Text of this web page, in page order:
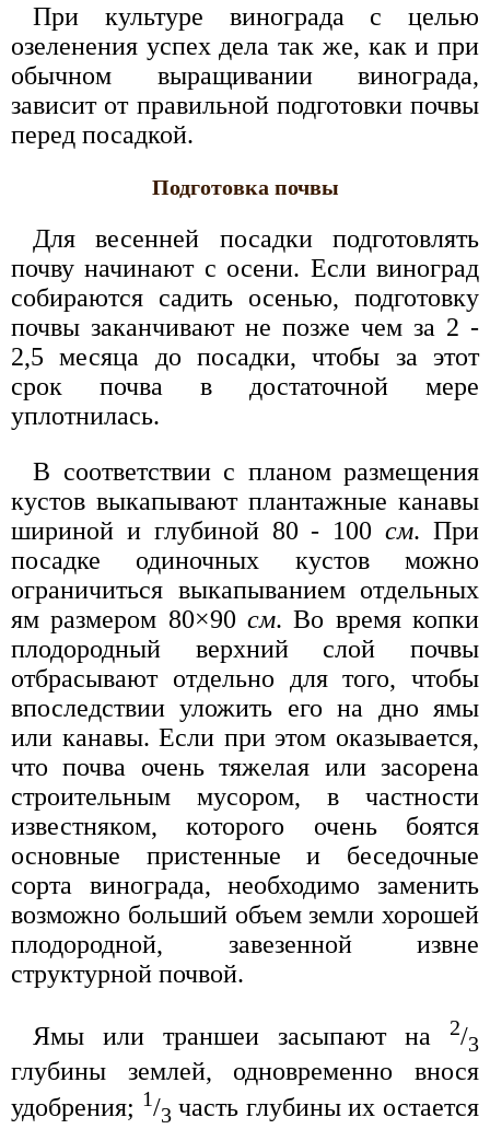
При культуре винограда с целью
озеленения успех дела так же, как и при
обычном выращивании винограда,
зависит от правильной подготовки почвы
перед посадкой.
Подготовка почвы
Для весенней посадки подготовлять
почву начинают с осени. Если виноград
собираются садить осенью, подготовку
почвы заканчивают не позже чем за 2 -
2,5 месяца до посадки, чтобы за этот
срок почва в достаточной мере
уплотнилась.
В соответствии с планом размещения
кустов выкапывают плантажные канавы
шириной и глубиной 80 - 100см. При
посадке одиночных кустов можно
ограничиться выкапыванием отдельных
ям размером 80×90 см. Во время копки
плодородный верхний слой почвы
отбрасывают отдельно для того, чтобы
впоследствии уложить его на дно ямы
или канавы. Если при этом оказывается,
что почва очень тяжелая или засорена
строительным мусором, в частности
известняком, которого очень боятся
основные пристенные и беседочные
сорта винограда, необходимо заменить
возможно больший объем земли хорошей
плодородной, завезенной извне
структурной почвой.
Ямы или траншеи засыпают на 2/3
глубины землей, одновременно внося
удобрения; 1/3 часть глубины их остается